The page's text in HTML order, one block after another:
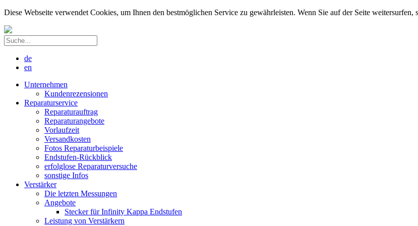
Diese Webseite verwendet Cookies, um Ihnen den bestmöglichen Service zu gewährleisten. Wenn Sie auf der Seite weitersurfen,
de
en
Unternehmen
Kundenrezensionen
Reparaturservice
Reparaturauftrag
Reparaturangebote
Vorlaufzeit
Versandkosten
Fotos Reparaturbeispiele
Endstufen-Rückblick
erfolglose Reparaturversuche
sonstige Infos
Verstärker
Die letzten Messungen
Angebote
Stecker für Infinity Kappa Endstufen
Leistung von Verstärkern